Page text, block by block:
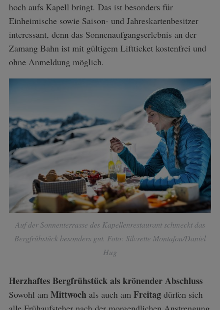
hoch aufs Kapell bringt. Das ist besonders für
Einheimische sowie Saison- und Jahreskartenbesitzer
interessant, denn das Sonnenaufgangserlebnis an der
Zamang Bahn ist mit gültigem Liftticket kostenfrei und
ohne Anmeldung möglich.
Auf der Sonnenterrasse des Kapellenrestaurant schmeckt das
Bergfrühstück besonders gut. Foto: Silvrette Montafon/Daniel
Hug
Herzhaftes Bergfrühstück als krönender Abschluss
Sowohl am Mittwochals auch am Freitagdürfen sich